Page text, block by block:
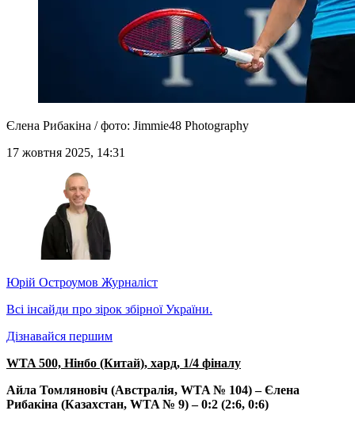
Єлена Рибакіна / фото: Jimmie48 Photography
17 жовтня 2025, 14:31
Юрій Остроумов Журналіст
Всі інсайди про зірок збірної України.
Дізнавайся першим
WTA 500, Нінбо (Китай), хард, 1/4 фіналу
Айла Томляновіч (Австралія, WTA № 104) – Єлена
Рибакіна (Казахстан, WTA № 9) – 0:2 (2:6, 0:6)